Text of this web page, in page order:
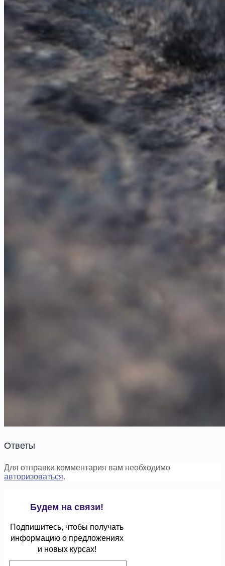
Ответы
Для отправки комментария вам необходимо
авторизоваться.
Будем на связи!
Подпишитесь, чтобы получать
информацию о предложениях
и новых курсах!